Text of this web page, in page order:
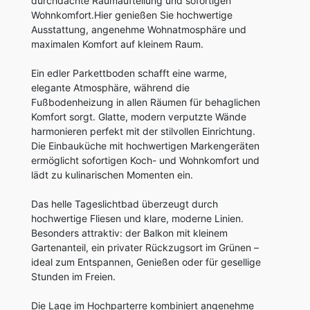
Wohnkomfort.Hier genießen Sie hochwertige
Ausstattung, angenehme Wohnatmosphäre und
maximalen Komfort auf kleinem Raum.
Ein edler Parkettboden schafft eine warme,
elegante Atmosphäre, während die
Fußbodenheizung in allen Räumen für behaglichen
Komfort sorgt. Glatte, modern verputzte Wände
harmonieren perfekt mit der stilvollen Einrichtung.
Die Einbauküche mit hochwertigen Markengeräten
ermöglicht sofortigen Koch- und Wohnkomfort und
lädt zu kulinarischen Momenten ein.
Das helle Tageslichtbad überzeugt durch
hochwertige Fliesen und klare, moderne Linien.
Besonders attraktiv: der Balkon mit kleinem
Gartenanteil, ein privater Rückzugsort im Grünen –
ideal zum Entspannen, Genießen oder für gesellige
Stunden im Freien.
Die Lage im Hochparterre kombiniert angenehme